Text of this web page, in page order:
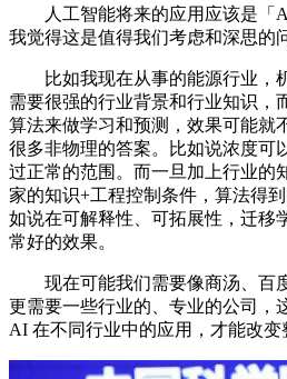
人工智能将来的应用应该是「
我觉得这是值得我们考虑和深思的
比如我现在从事的能源行业，
需要很强的行业背景和行业知识，
算法来做学习和预测，效果可能就
很多非物理的答案。比如说浓度可
过正常的范围。而一旦加上行业的
家的知识+工程控制条件，算法得
如说在可解释性、可拓展性，迁移
常好的效果。
现在可能我们需要像商汤、百
更需要一些行业的、专业的公司，
AI 在不同行业中的应用，才能改变